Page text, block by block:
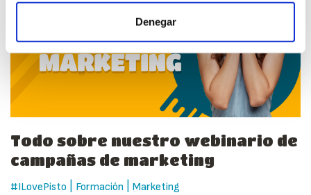
Denegar
Todo sobre nuestro webinario de
campañas de marketing
#ILovePisto Formación
Marketing